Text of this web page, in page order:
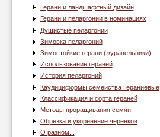
Герани и ландшафтный дизайн
Герани и пеларгонии в номинациях
Душистые пеларгонии
Зимовка пеларгоний
Зимостойкие герани (журавельники)
Использование гераней
История пеларгоний
Каудициформы семейства Гераниевые
Классификация и сорта гераней
Методы проращивания семян
Обрезка и укоренение черенков
О разном...